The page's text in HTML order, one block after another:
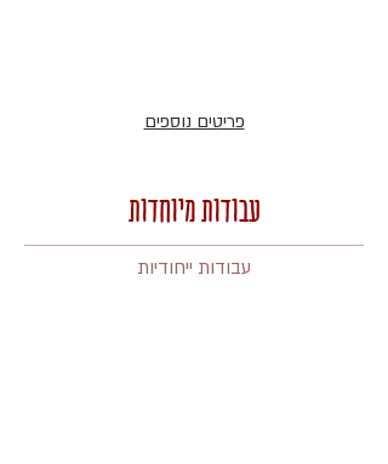
פריטים נוספים
עבודות מיוחדות
עבודות ייחודיות